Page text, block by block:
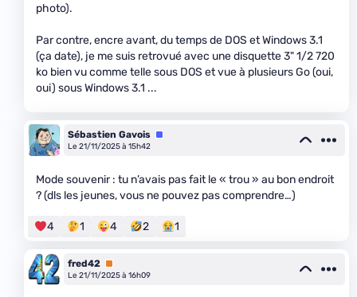
photo).
Par contre, encre avant, du temps de DOS et Windows 3.1
(ça date), je me suis retrovué avec une disquette 3" 1/2 720
ko bien vu comme telle sous DOS et vue à plusieurs Go (oui,
oui) sous Windows 3.1 ...
Sébastien Gavois Équipe
Le 21/11/2025 à 15h42
Mode souvenir : tu n’avais pas fait le « trou » au bon endroit
? (dls les jeunes, vous ne pouvez pas comprendre…)
4 1 4 2 1
fred42 Premium
Le 21/11/2025 à 16h09